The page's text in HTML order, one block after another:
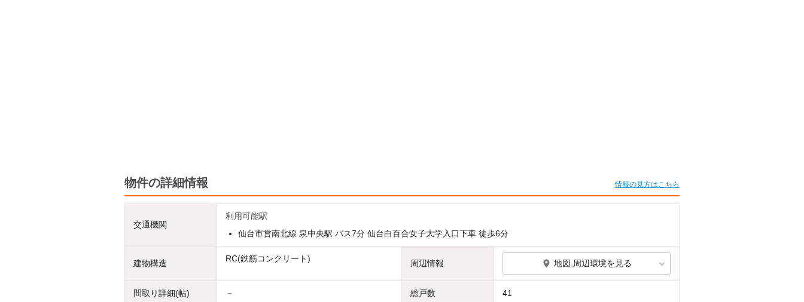
物件の詳細情報 情報の見方はこちら
交通機関
利用可能駅
仙台市営南北線 泉中央駅 バス7分 仙台白百合女子大学入口下車 徒歩6分
建物構造 RC(鉄筋コンクリート) 周辺情報 地図,周辺環境を見る
間取り詳細(帖) － 総戸数 41